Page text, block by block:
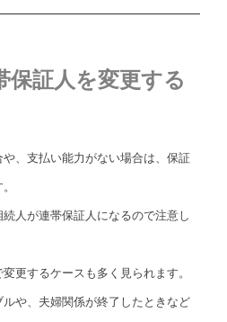
保証人を変更する
、支払い能力がない場合は、保証
人が連帯保証人になるので注意し
更するケースも多く見られます。
や、夫婦関係が終了したときなど